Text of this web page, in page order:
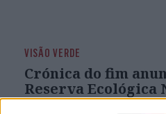
VISÃO VERDE
Crónica do fim
Reserva Ecológica